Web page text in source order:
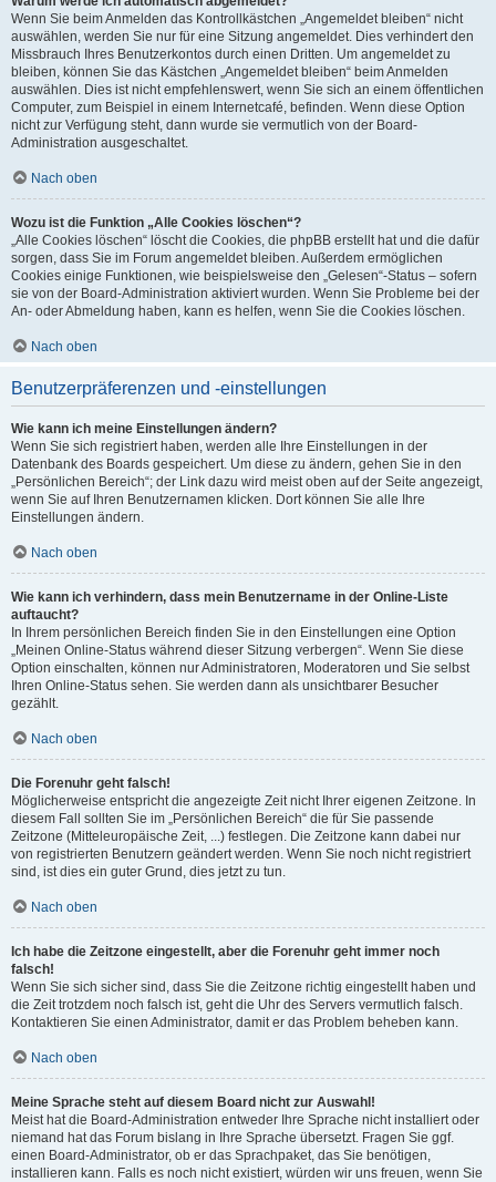
Wenn Sie beim Anmelden das Kontrollkästchen „Angemeldet bleiben“ nicht
auswählen, werden Sie nur für eine Sitzung angemeldet. Dies verhindert den
Missbrauch Ihres Benutzerkontos durch einen Dritten. Um angemeldet zu
bleiben, können Sie das Kästchen „Angemeldet bleiben“ beim Anmelden
auswählen. Dies ist nicht empfehlenswert, wenn Sie sich an einem öffentlichen
Computer, zum Beispiel in einem Internetcafé, befinden. Wenn diese Option
nicht zur Verfügung steht, dann wurde sie vermutlich von der Board-
Administration ausgeschaltet.
Nach oben
Wozu ist die Funktion „Alle Cookies löschen“?
„Alle Cookies löschen“ löscht die Cookies, die phpBB erstellt hat und die dafür
sorgen, dass Sie im Forum angemeldet bleiben. Außerdem ermöglichen
Cookies einige Funktionen, wie beispielsweise den „Gelesen“-Status – sofern
sie von der Board-Administration aktiviert wurden. Wenn Sie Probleme bei der
An- oder Abmeldung haben, kann es helfen, wenn Sie die Cookies löschen.
Nach oben
Benutzerpräferenzen und -einstellungen
Wie kann ich meine Einstellungen ändern?
Wenn Sie sich registriert haben, werden alle Ihre Einstellungen in der
Datenbank des Boards gespeichert. Um diese zu ändern, gehen Sie in den
„Persönlichen Bereich“; der Link dazu wird meist oben auf der Seite angezeigt,
wenn Sie auf Ihren Benutzernamen klicken. Dort können Sie alle Ihre
Einstellungen ändern.
Nach oben
Wie kann ich verhindern, dass mein Benutzername in der Online-Liste
auftaucht?
In Ihrem persönlichen Bereich finden Sie in den Einstellungen eine Option
„Meinen Online-Status während dieser Sitzung verbergen“. Wenn Sie diese
Option einschalten, können nur Administratoren, Moderatoren und Sie selbst
Ihren Online-Status sehen. Sie werden dann als unsichtbarer Besucher
gezählt.
Nach oben
Die Forenuhr geht falsch!
Möglicherweise entspricht die angezeigte Zeit nicht Ihrer eigenen Zeitzone. In
diesem Fall sollten Sie im „Persönlichen Bereich“ die für Sie passende
Zeitzone (Mitteleuropäische Zeit, ...) festlegen. Die Zeitzone kann dabei nur
von registrierten Benutzern geändert werden. Wenn Sie noch nicht registriert
sind, ist dies ein guter Grund, dies jetzt zu tun.
Nach oben
Ich habe die Zeitzone eingestellt, aber die Forenuhr geht immer noch
falsch!
Wenn Sie sich sicher sind, dass Sie die Zeitzone richtig eingestellt haben und
die Zeit trotzdem noch falsch ist, geht die Uhr des Servers vermutlich falsch.
Kontaktieren Sie einen Administrator, damit er das Problem beheben kann.
Nach oben
Meine Sprache steht auf diesem Board nicht zur Auswahl!
Meist hat die Board-Administration entweder Ihre Sprache nicht installiert oder
niemand hat das Forum bislang in Ihre Sprache übersetzt. Fragen Sie ggf.
einen Board-Administrator, ob er das Sprachpaket, das Sie benötigen,
installieren kann. Falls es noch nicht existiert, würden wir uns freuen, wenn Sie